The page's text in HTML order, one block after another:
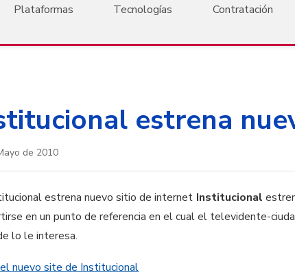
Plataformas Tecnologías Contratación
estrena
de 2010
Institucional
en un punto de referencia en el cual el televidente-
lo le interesa.
nuevo site de Institucional